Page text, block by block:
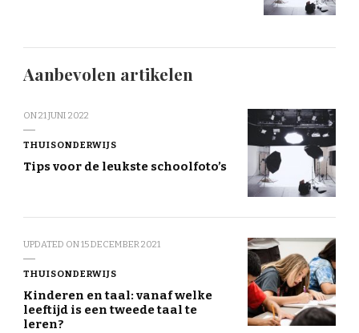
Aanbevolen artikelen
ON21 JUNI 2022
THUISONDERWIJS
Tips voor de leukste schoolfoto’s
UPDATED ON15 DECEMBER 2021
THUISONDERWIJS
Kinderen en taal: vanaf welke
leeftijd is een tweede taal te
leren?